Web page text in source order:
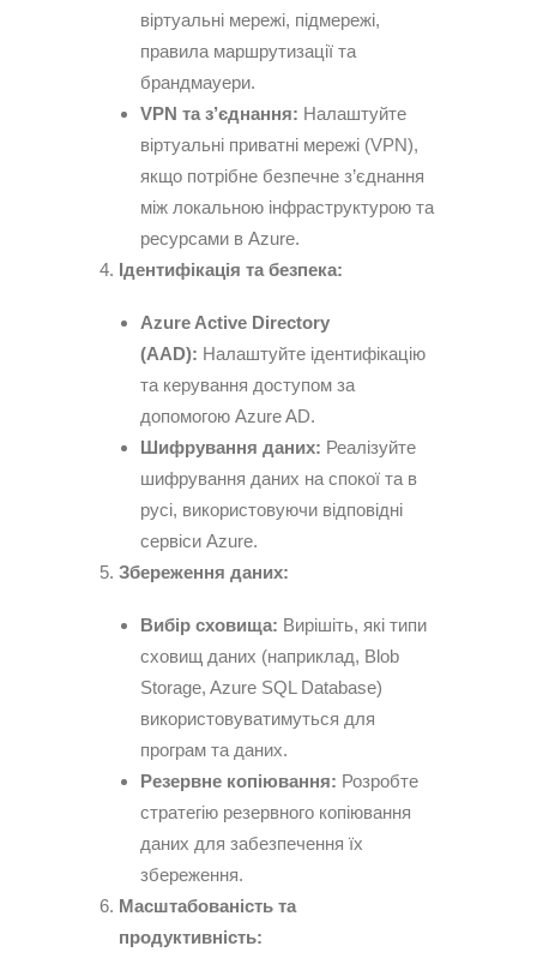
віртуальні мережі, підмережі,
правила маршрутизації та
брандмауери.
VPN та з’єднання: Налаштуйте
віртуальні приватні мережі (VPN),
якщо потрібне безпечне з’єднання
між локальною інфраструктурою та
ресурсами в Azure.
Ідентифікація та безпека:
Azure Active Directory
(AAD): Налаштуйте ідентифікацію
та керування доступом за
допомогою Azure AD.
Шифрування даних: Реалізуйте
шифрування даних на спокої та в
русі, використовуючи відповідні
сервіси Azure.
Збереження даних:
Вибір сховища: Вирішіть, які типи
сховищ даних (наприклад, Blob
Storage, Azure SQL Database)
використовуватимуться для
програм та даних.
Резервне копіювання: Розробте
стратегію резервного копіювання
даних для забезпечення їх
збереження.
Масштабованість та
продуктивність: